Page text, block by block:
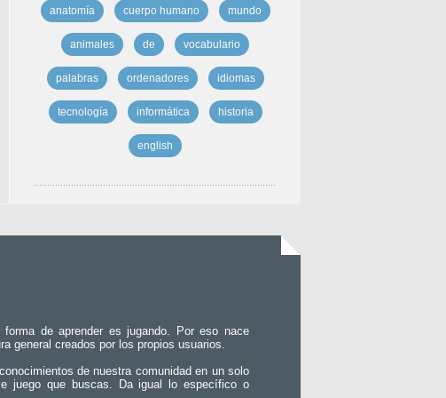
anatomía cuerpo humano mundo
animales de vocabulario
palabras ordenadores idiomas
tecnología informática historia
english
de aprender es jugando. Por eso nace
general creados por los propios usuarios.
de nuestra comunidad en un solo
juego que buscas. Da igual lo específico o